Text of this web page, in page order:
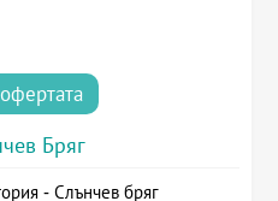
Бряг
- Слънчев бряг